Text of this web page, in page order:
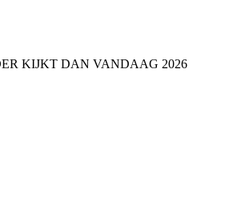
KIJKT DAN VANDAAG 2026